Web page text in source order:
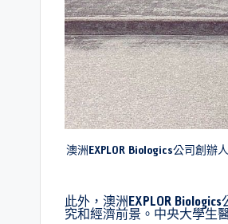
澳洲EXPLOR Biologics公司創辦
此外，澳洲EXPLOR
究和經濟前景。中央大學生